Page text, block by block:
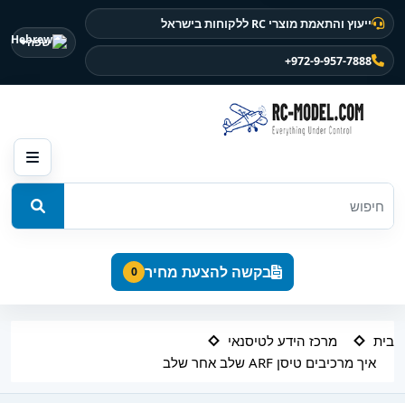
ייעוץ והתאמת מוצרי RC ללקוחות בישראל
+972-9-957-7888
שפה
בקשה להצעת מחיר 0
בית
מרכז הידע לטיסנאי
איך מרכיבים טיסן ARF שלב אחר שלב